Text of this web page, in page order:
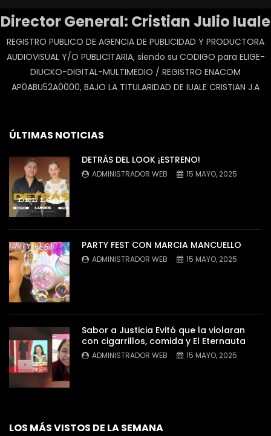
Director General: Cristian Julio Iuale
REGISTRO PUBLICO DE AGENCIA DE PUBLICIDAD Y PRODUCTORA
AUDIOVISUAL Y/O PUBLICITARIA, siendo su CODIGO para ELIGE-
DIUCKO-DIGITAL-MULTIMEDIO / REGISTRO ENACOM
AP0ABU52A0000, BAJO LA TITULARIDAD DE IUALE CRISTIAN J.A
ÚLTIMAS NOTICIAS
DETRÁS DEL LOOK ¡ESTRENO!
ADMINISTRADOR WEB 15 MAYO, 2025
PARTY FEST CON MARCIA MANCUELLO
ADMINISTRADOR WEB 15 MAYO, 2025
Sabor a Justicia Evitó que la violaran
con cigarrillos, comida y El Eternauta
ADMINISTRADOR WEB 15 MAYO, 2025
LOS MÁS VISTOS DE LA SEMANA